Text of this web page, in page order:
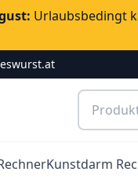
Urlaubsbedingt
Kunstdarm